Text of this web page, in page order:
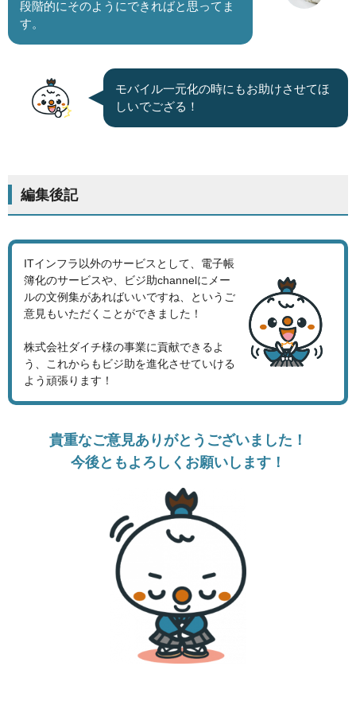
段階的にそのようにできればと思ってま
す。
モバイル一元化の時にもお助けさせてほ
しいでござる！
編集後記
ITインフラ以外のサービスとして、電子帳
簿化のサービスや、ビジ助channelにメー
ルの文例集があればいいですね、というご
意見もいただくことができました！
株式会社ダイチ様の事業に貢献できるよ
う、これからもビジ助を進化させていける
よう頑張ります！
貴重なご意見ありがとうございました！
今後ともよろしくお願いします！